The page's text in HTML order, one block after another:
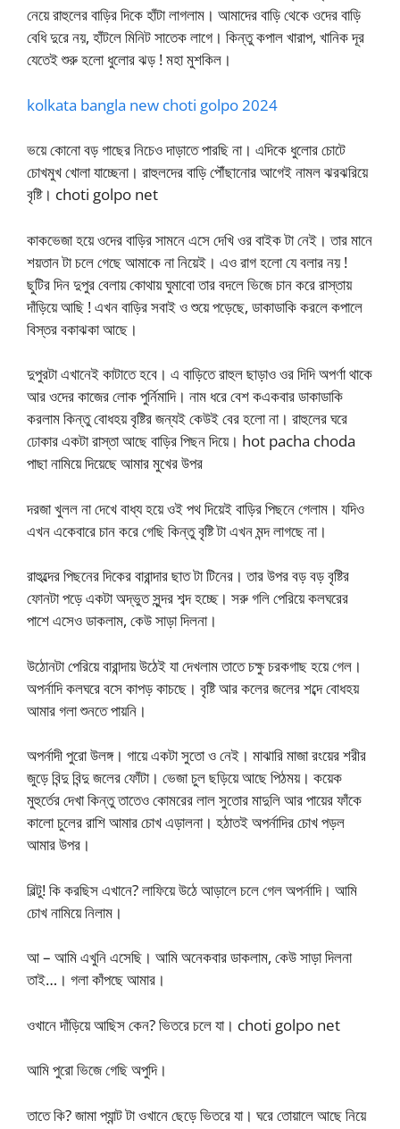
নেয়ে রাহুলের বাড়ির দিকে হাঁটা লাগলাম। আমাদের বাড়ি থেকে ওদের বাড়ি
বেধি দুরে নয়, হাঁটলে মিনিট সাতেক লাগে। কিন্তু কপাল খারাপ, খানিক দূর
যেতেই শুরু হলো ধুলোর ঝড় ! মহা মুশকিল।
kolkata bangla new choti golpo 2024
ভয়ে কোনো বড় গাছের নিচেও দাড়াতে পারছি না। এদিকে ধুলোর চোটে
চোখমুখ খোলা যাচ্ছেনা। রাহুলদের বাড়ি পৌঁছানোর আগেই নামল ঝরঝরিয়ে
বৃষ্টি। choti golpo net
কাকভেজা হয়ে ওদের বাড়ির সামনে এসে দেখি ওর বাইক টা নেই। তার মানে
শয়তান টা চলে গেছে আমাকে না নিয়েই। এও রাগ হলো যে বলার নয় !
ছুটির দিন দুপুর বেলায় কোথায় ঘুমাবো তার বদলে ভিজে চান করে রাস্তায়
দাঁড়িয়ে আছি ! এখন বাড়ির সবাই ও শুয়ে পড়েছে, ডাকাডাকি করলে কপালে
বিস্তর বকাঝকা আছে।
দুপুরটা এখানেই কাটাতে হবে। এ বাড়িতে রাহুল ছাড়াও ওর দিদি অপর্ণা থাকে
আর ওদের কাজের লোক পুর্নিমাদি। নাম ধরে বেশ কএকবার ডাকাডাকি
করলাম কিন্তু বোধহয় বৃষ্টির জন্যই কেউই বের হলো না। রাহুলের ঘরে
ঢোকার একটা রাস্তা আছে বাড়ির পিছন দিয়ে। hot pacha choda
পাছা নামিয়ে দিয়েছে আমার মুখের উপর
দরজা খুলল না দেখে বাধ্য হয়ে ওই পথ দিয়েই বাড়ির পিছনে গেলাম। যদিও
এখন একেবারে চান করে গেছি কিন্তু বৃষ্টি টা এখন মন্দ লাগছে না।
রাহুল্দের পিছনের দিকের বারান্দার ছাত টা টিনের। তার উপর বড় বড় বৃষ্টির
ফোনটা পড়ে একটা অদ্ভুত সুন্দর শব্দ হচ্ছে। সরু গলি পেরিয়ে কলঘরের
পাশে এসেও ডাকলাম, কেউ সাড়া দিলনা।
উঠোনটা পেরিয়ে বারান্দায় উঠেই যা দেখলাম তাতে চক্ষু চরকগাছ হয়ে গেল।
অপর্নাদি কলঘরে বসে কাপড় কাচছে। বৃষ্টি আর কলের জলের শব্দে বোধহয়
আমার গলা শুনতে পায়নি।
অপর্নাদী পুরো উলঙ্গ। গায়ে একটা সুতো ও নেই। মাঝারি মাজা রংয়ের শরীর
জুড়ে বিন্দু বিন্দু জলের ফোঁটা। ভেজা চুল ছড়িয়ে আছে পিঠময়। কয়েক
মুহুর্তের দেখা কিন্তু তাতেও কোমরের লাল সুতোর মাদুলি আর পায়ের ফাঁকে
কালো চুলের রাশি আমার চোখ এড়ালনা। হঠাতই অপর্নাদির চোখ পড়ল
আমার উপর।
বিল্টু! কি করছিস এখানে? লাফিয়ে উঠে আড়ালে চলে গেল অপর্নাদি। আমি
চোখ নামিয়ে নিলাম।
আ – আমি এখুনি এসেছি। আমি অনেকবার ডাকলাম, কেউ সাড়া দিলনা
তাই…। গলা কাঁপছে আমার।
ওখানে দাঁড়িয়ে আছিস কেন? ভিতরে চলে যা। choti golpo net
আমি পুরো ভিজে গেছি অপুদি।
তাতে কি? জামা প্যান্ট টা ওখানে ছেড়ে ভিতরে যা। ঘরে তোয়ালে আছে নিয়ে